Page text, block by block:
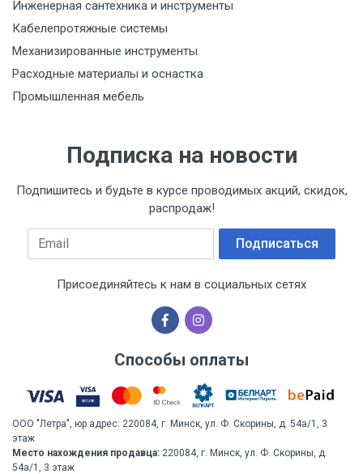
Инженерная сантехника и инструменты
Кабелепротяжные системы
Механизированные инструменты
Расходные материалы и оснастка
Промышленная мебель
Подписка на новости
Подпишитесь и будьте в курсе проводимых акций, скидок,
распродаж!
Email Подписаться
Присоединяйтесь к нам в социальных сетях
Способы оплаты
ООО "Летра", юр.адрес: 220084, г. Минск, ул. Ф. Скорины, д. 54а/1, 3
этаж
Место нахождения продавца: 220084, г. Минск, ул. Ф. Скорины, д.
54а/1, 3 этаж